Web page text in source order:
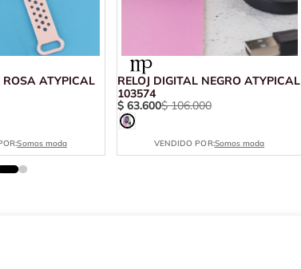
ROSA ATYPICAL
Somos moda
RELOJ DIGITAL NEGRO ATYPICAL
103574
$ 63.600$ 106.000
VENDIDO POR:Somos moda